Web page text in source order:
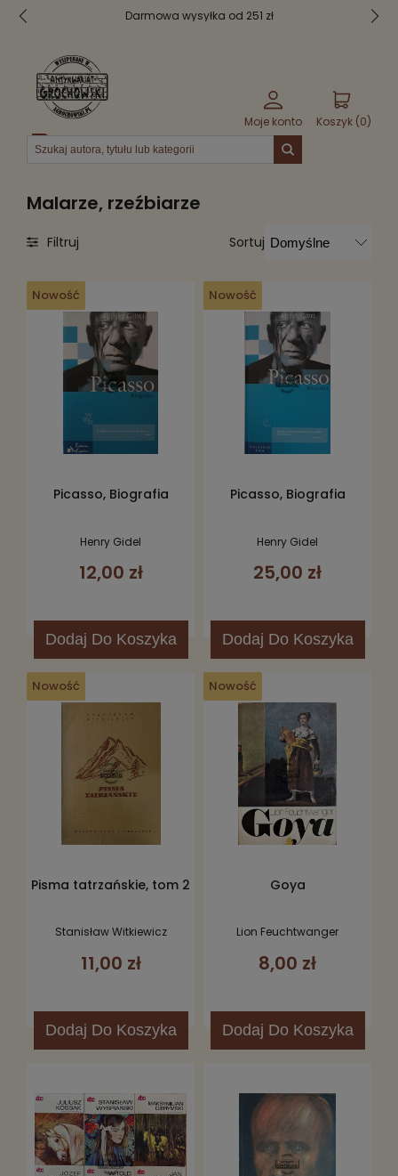
Darmowa wysyłka od 251 zł
Moje konto Koszyk (0)
Menu
Malarze, rzeźbiarze
Sortuj
Filtruj
Picasso, Biografia
Henry Gidel
12,00 zł
Dodaj Do Koszyka
Nowość
Picasso, Biografia
Henry Gidel
25,00 zł
Dodaj Do Koszyka
Nowość
Pisma tatrzańskie, tom 2
Stanisław Witkiewicz
11,00 zł
Dodaj Do Koszyka
Nowość
Goya
Lion Feuchtwanger
8,00 zł
Dodaj Do Koszyka
Nowość